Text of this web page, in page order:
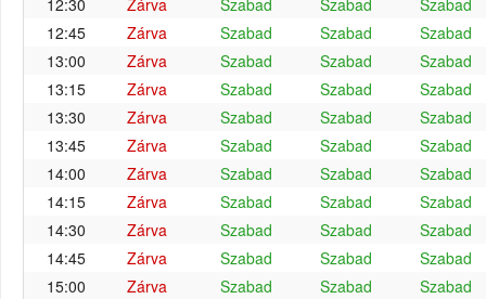
12:30
Zárva Szabad Szabad
Szabad
12:45
Zárva Szabad Szabad
Szabad
13:00
Zárva Szabad Szabad
Szabad
13:15
Zárva Szabad Szabad
Szabad
13:30
Zárva Szabad Szabad
Szabad
13:45
Zárva Szabad Szabad
Szabad
14:00
Zárva Szabad Szabad
Szabad
14:15
Zárva Szabad Szabad
Szabad
14:30
Zárva Szabad Szabad
Szabad
14:45
Zárva Szabad Szabad
Szabad
15:00
Zárva Szabad Szabad
Szabad